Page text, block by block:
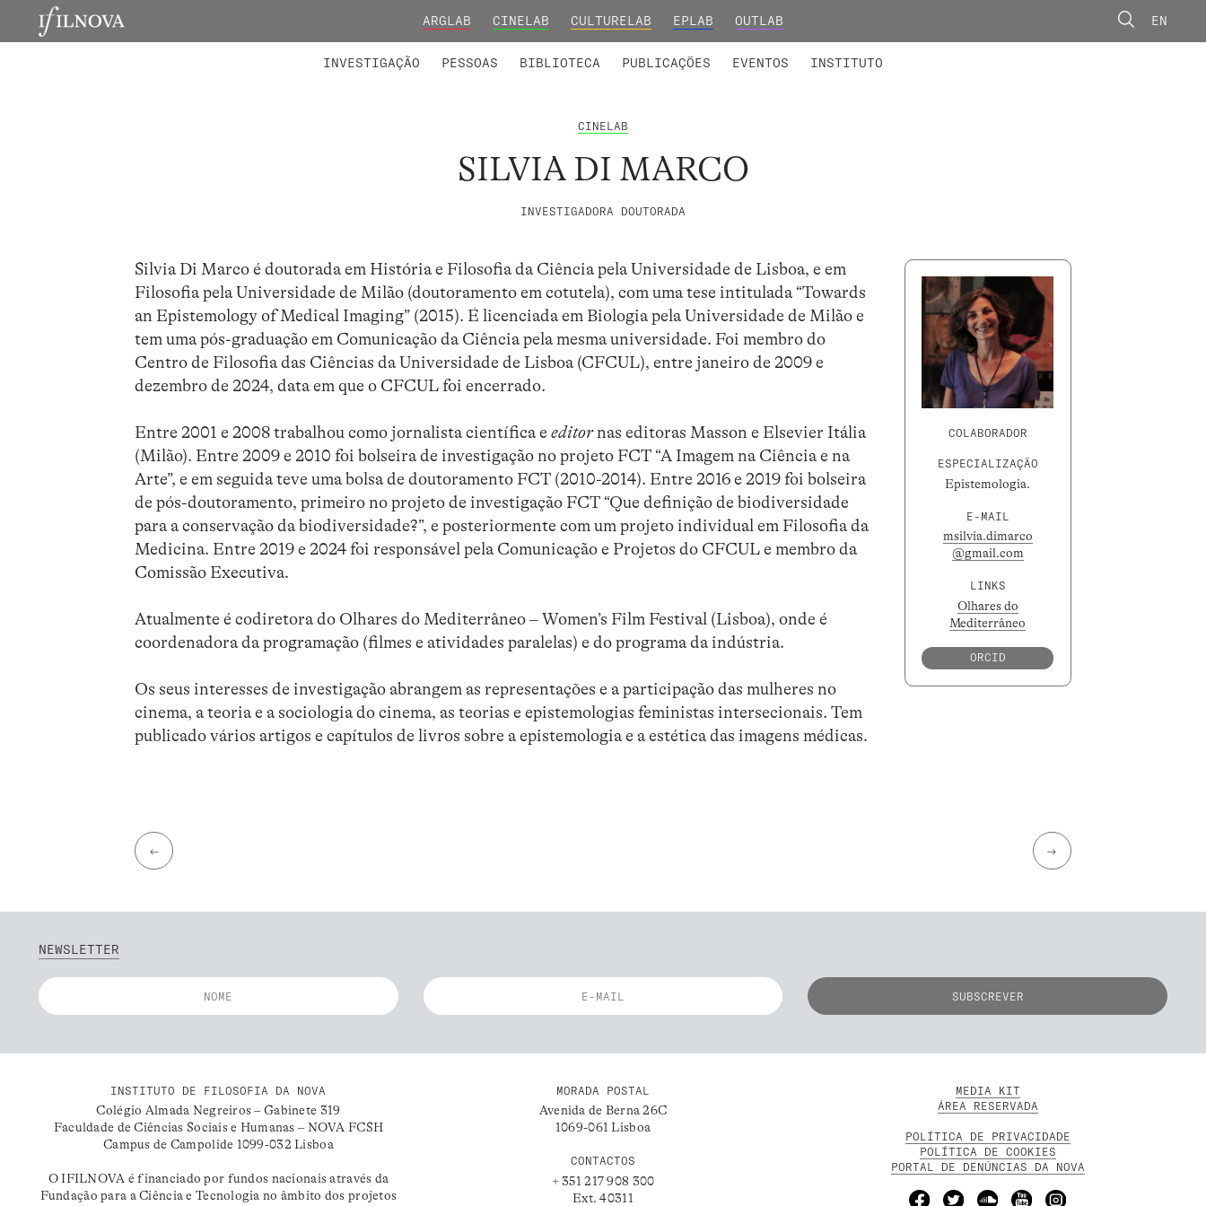
ARGLAB CINELAB CULTURELAB EPLAB OUTLAB EN
INVESTIGAÇÃO PESSOAS BIBLIOTECA PUBLICAÇÕES EVENTOS INSTITUTO
CINELAB
SILVIA DI MARCO
INVESTIGADORA DOUTORADA
Silvia Di Marco é doutorada em História e Filosofia da Ciência pela Universidade de Lisboa, e em
Filosofia pela Universidade de Milão (doutoramento em cotutela), com uma tese intitulada “Towards
an Epistemology of Medical Imaging” (2015). É licenciada em Biologia pela Universidade de Milão e
tem uma pós-graduação em Comunicação da Ciência pela mesma universidade. Foi membro do
Centro de Filosofia das Ciências da Universidade de Lisboa (CFCUL), entre janeiro de 2009 e
dezembro de 2024, data em que o CFCUL foi encerrado.
Entre 2001 e 2008 trabalhou como jornalista científica eeditornas editoras Masson e Elsevier Itália
(Milão). Entre 2009 e 2010 foi bolseira de investigação no projeto FCT “A Imagem na Ciência e na
Arte”, e em seguida teve uma bolsa de doutoramento FCT (2010-2014). Entre 2016 e 2019 foi bolseira
de pós-doutoramento, primeiro no projeto de investigação FCT “Que definição de biodiversidade
para a conservação da biodiversidade?”, e posteriormente com um projeto individual em Filosofia da
Medicina. Entre 2019 e 2024 foi responsável pela Comunicação e Projetos do CFCUL e membro da
Comissão Executiva.
Atualmente é codiretora do Olhares do Mediterrâneo – Women’s Film Festival (Lisboa), onde é
coordenadora da programação (filmes e atividades paralelas) e do programa da indústria.
Os seus interesses de investigação abrangem as representações e a participação das mulheres no
cinema, a teoria e a sociologia do cinema, as teorias e epistemologias feministas intersecionais. Tem
publicado vários artigos e capítulos de livros sobre a epistemologia e a estética das imagens médicas.
COLABORADOR
ESPECIALIZAÇÃO
Epistemologia.
E-MAIL
msilvia.dimarco
@gmail.com
LINKS
Olhares do
Mediterrâneo
ORCID
← →
NEWSLETTER
INSTITUTO DE FILOSOFIA DA NOVA
Colégio Almada Negreiros – Gabinete 319
Faculdade de Ciências Sociais e Humanas – NOVA FCSH
Campus de Campolide 1099-032 Lisboa
O IFILNOVA é financiado por fundos nacionais através da
Fundação para a Ciência e Tecnologia no âmbito dos projetos
MORADA POSTAL
Avenida de Berna 26C
1069-061 Lisboa
CONTACTOS
+ 351 217 908 300
Ext. 40311
MEDIA KIT
ÁREA RESERVADA
POLÍTICA DE PRIVACIDADE
POLÍTICA DE COOKIES
PORTAL DE DENÚNCIAS DA NOVA